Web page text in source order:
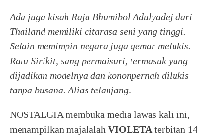
Ada juga kisah Raja Bhumibol Adulyadej dari
Thailand memiliki citarasa seni yang tinggi.
Selain memimpin negara juga gemar melukis.
Ratu Sirikit, sang permaisuri, termasuk yang
dijadikan modelnya dan kononpernah dilukis
tanpa busana. Alias telanjang.
NOSTALGIA membuka media lawas kali ini,
menampilkan majalalah VIOLETA terbitan 14